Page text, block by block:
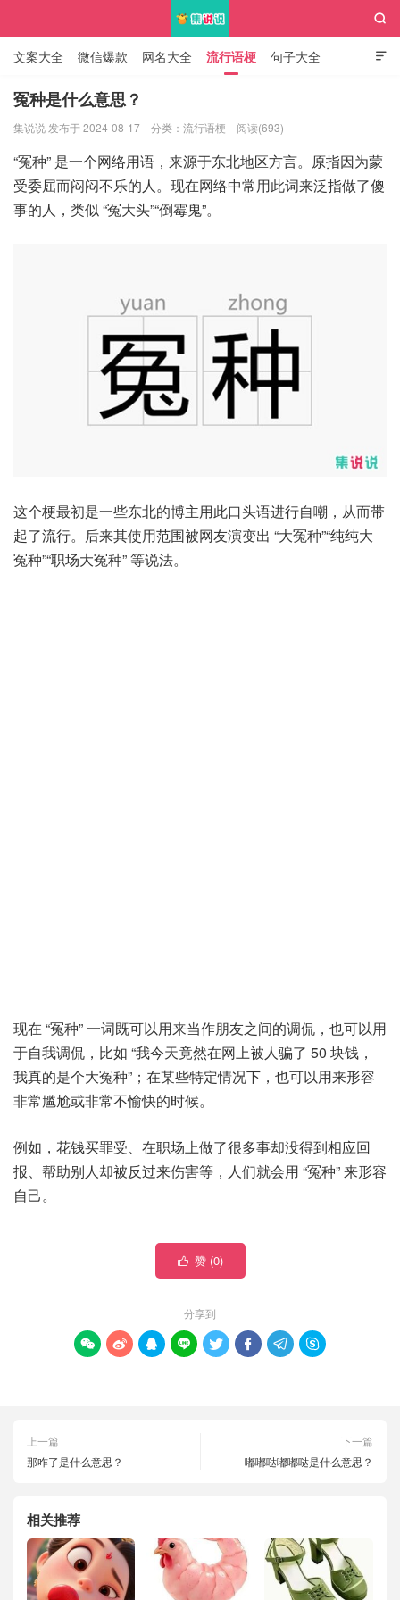

文案大全 微信爆款 网名大全 流行语梗 句子大全
知识大全

冤种是什么意思？
集说说 发布于 2024-08-17 分类： 流行语梗 阅读(693)
“冤种” 是一个网络用语，来源于东北地区方言。原指因为蒙
受委屈而闷闷不乐的人。现在网络中常用此词来泛指做了傻
事的人，类似 “冤大头”“倒霉鬼”。
这个梗最初是一些东北的博主用此口头语进行自嘲，从而带
起了流行。后来其使用范围被网友演变出 “大冤种”“纯纯大
冤种”“职场大冤种” 等说法。
现在 “冤种” 一词既可以用来当作朋友之间的调侃，也可以用
于自我调侃，比如 “我今天竟然在网上被人骗了 50 块钱，
我真的是个大冤种”；在某些特定情况下，也可以用来形容
非常尴尬或非常不愉快的时候。
例如，花钱买罪受、在职场上做了很多事却没得到相应回
报、帮助别人却被反过来伤害等，人们就会用 “冤种” 来形容
自己。
 赞 (0)
分享到
       
上一篇
那咋了是什么意思？
下一篇
嘟嘟哒嘟嘟哒是什么意思？
相关推荐